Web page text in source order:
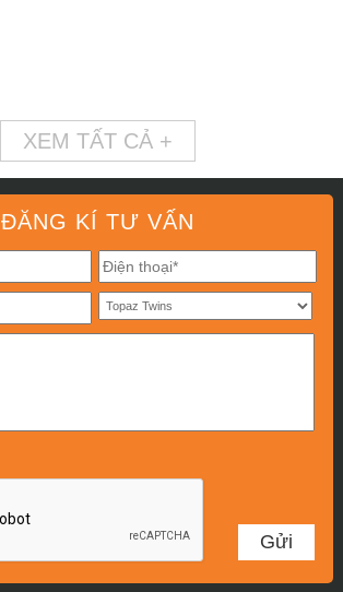
XEM TẤT CẢ +
ĐĂNG KÍ TƯ VẤN